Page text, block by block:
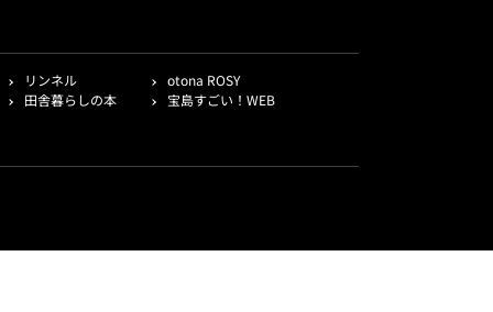
リンネル
otona ROSY
田舎暮らしの本
宝島すごい！WEB